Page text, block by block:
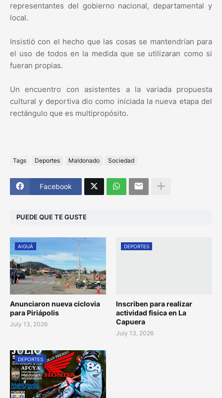
representantes del gobierno nacional, departamental y
local.
Insistió con el hecho que las cosas se mantendrían para
el uso de todos en la medida que se utilizaran como si
fueran propias.
Un encuentro con asistentes a la variada propuesta
cultural y deportiva dio como iniciada la nueva etapa del
rectángulo que es multipropósito.
Tags Deportes Maldonado Sociedad
Facebook
PUEDE QUE TE GUSTE
AIGUÁ
Anunciaron nueva ciclovia
para Piriápolis
July 13, 2026
DEPORTES
Inscriben para realizar
actividad fisica en La
Capuera
July 13, 2026
DEPORTES